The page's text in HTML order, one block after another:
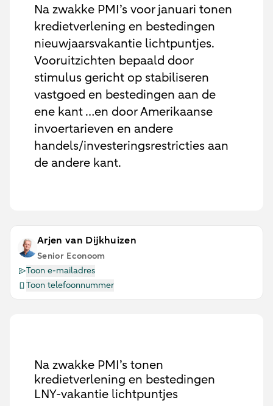
Na zwakke PMI’s voor januari tonen
kredietverlening en bestedingen
nieuwjaarsvakantie lichtpuntjes.
Vooruitzichten bepaald door
stimulus gericht op stabiliseren
vastgoed en bestedingen aan de
ene kant …en door Amerikaanse
invoertarieven en andere
handels/investeringsrestricties aan
de andere kant.
Arjen van Dijkhuizen
Senior Econoom
Toon e-mailadres
Toon telefoonnummer
Na zwakke PMI’s tonen
kredietverlening en bestedingen
LNY-vakantie lichtpuntjes